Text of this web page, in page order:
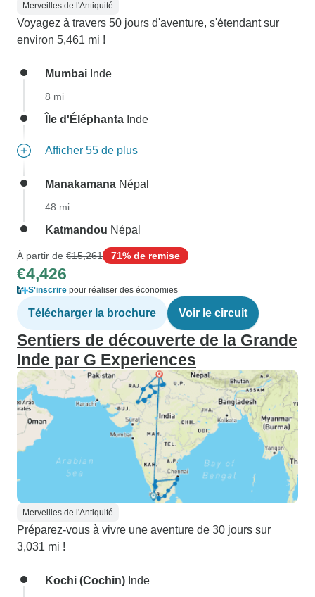
Merveilles de l'Antiquité
Voyagez à travers 50 jours d'aventure, s'étendant sur
environ 5,461 mi !
Mumbai Inde
8 mi
Île d'Éléphanta Inde
Afficher 55 de plus
Manakamana Népal
48 mi
Katmandou Népal
À partir de €15,261 71% de remise
€4,426
S'inscrire pour réaliser des économies
Télécharger la brochure Voir le circuit
Sentiers de découverte de la Grande
Inde par G Experiences
Merveilles de l'Antiquité
Préparez-vous à vivre une aventure de 30 jours sur
3,031 mi !
Kochi (Cochin) Inde